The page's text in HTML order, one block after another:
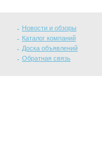
Новости и обзоры
Каталог компаний
Доска объявлений
Обратная связь